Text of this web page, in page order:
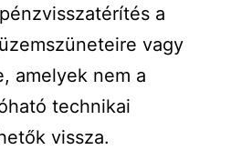
a
vagy
amelyek nem a
technikai
vissza.